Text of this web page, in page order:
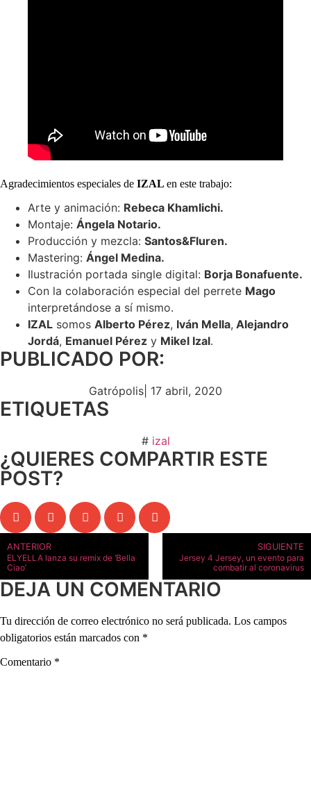
Agradecimientos especiales de IZAL en este trabajo:
Arte y animación: Rebeca Khamlichi.
Montaje: Ángela Notario.
Producción y mezcla: Santos&Fluren.
Mastering: Ángel Medina.
Ilustración portada single digital: Borja Bonafuente.
Con la colaboración especial del perrete Mago
interpretándose a sí mismo.
IZAL somos Alberto Pérez, Iván Mella, Alejandro
Jordá, Emanuel Pérez y Mikel Izal.
PUBLICADO POR:
Gatrópolis 17 abril, 2020
ETIQUETAS
# izal
¿QUIERES COMPARTIR ESTE
POST?
ANTERIOR
ELYELLA lanza su remix de ‘Bella
Ciao’
SIGUIENTE
Jersey 4 Jersey, un evento para
combatir al coronavirus
DEJA UN COMENTARIO
Tu dirección de correo electrónico no será publicada. Los campos
obligatorios están marcados con *
Comentario *